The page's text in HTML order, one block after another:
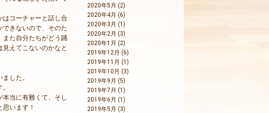
はコーチャーと話し合
できないので、そのた
また自分たちがどう踊
えてこないのかなと
した。
当に有難くて、そし
います！
2020年5月 (2)
2020年4月 (6)
2020年3月 (1)
2020年2月 (3)
2020年1月 (2)
2019年12月 (6)
2019年11月 (1)
2019年10月 (3)
2019年9月 (5)
2019年7月 (1)
2019年6月 (1)
2019年5月 (3)